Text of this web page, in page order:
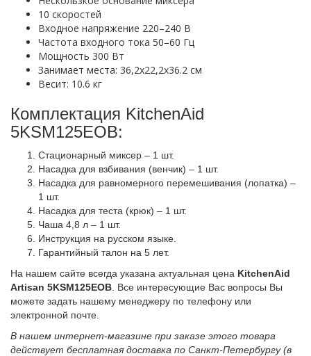
10 скоростей
Входное напряжение 220–240 В
Частота входного тока 50–60 Гц
Мощность 300 Вт
Занимает места: 36,2х22,2х36.2 см
Весит: 10.6 кг
Комплектация KitchenAid
5KSM125EOB:
Стационарный миксер – 1 шт.
Насадка для взбивания (венчик) – 1 шт.
Насадка для равномерного перемешивания (лопатка) –
1 шт.
Насадка для теста (крюк) – 1 шт.
Чаша 4,8 л – 1 шт.
Инструкция на русском языке.
Гарантийный талон на 5 лет.
На нашем сайте всегда указана актуальная цена KitchenAid
Artisan 5KSM125EOB . Все интересующие Вас вопросы Вы
можете задать нашему менеджеру по телефону или
электронной почте.
В нашем интернет-магазине при заказе этого товара
действует бесплатная доставка по Санкт-Петербургу (в